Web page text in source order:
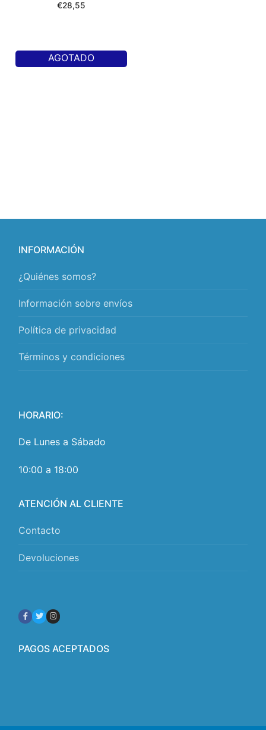
€28,55
AGOTADO
INFORMACIÓN
¿Quiénes somos?
Información sobre envíos
Política de privacidad
Términos y condiciones
HORARIO:
De Lunes a Sábado
10:00 a 18:00
ATENCIÓN AL CLIENTE
Contacto
Devoluciones
PAGOS ACEPTADOS